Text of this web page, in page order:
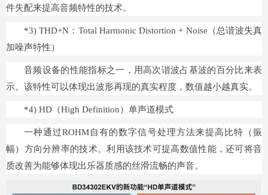
件失配来提高音频特性的技术。
*3) THD+N：Total Harmonic Distortion + Noise（总谐波失真
加噪声特性）
音频设备的性能指标之一，用高次谐波占基波的百分比来表
示。该特性可以体现出波形再现的真实程度，数值越小越真实。
*4) HD（High Definition）单声道模式
一种通过ROHM自有的数字信号处理方法来提高比特（振
幅）方向分辨率的技术。利用该技术可提高数值性能，还可将音
质改善为能够体现出乐器质感的丝滑流畅的声音。